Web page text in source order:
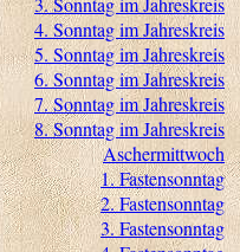
4. Sonntag im Jahreskreis
5. Sonntag im Jahreskreis
6. Sonntag im Jahreskreis
7. Sonntag im Jahreskreis
8. Sonntag im Jahreskreis
Aschermittwoch
1. Fastensonntag
2. Fastensonntag
3. Fastensonntag